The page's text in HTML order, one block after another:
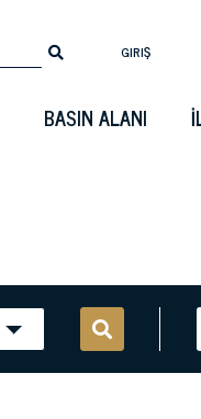
GIRIŞ
BASIN ALANI